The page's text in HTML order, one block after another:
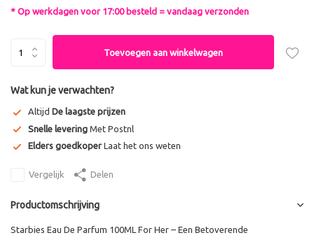
* Op werkdagen voor 17:00 besteld = vandaag verzonden
Toevoegen aan winkelwagen
Wat kun je verwachten?
Altijd De laagste prijzen
Snelle levering Met Postnl
Elders goedkoper Laat het ons weten
Vergelijk Delen
Productomschrijving
Starbies Eau De Parfum 100ML For Her – Een Betoverende